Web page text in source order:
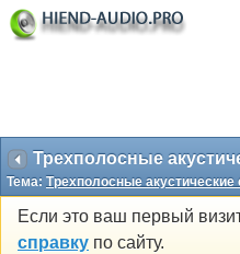
Трехполосные
Тема: Трехполосные
Если это ваш первый
справку по сайту.